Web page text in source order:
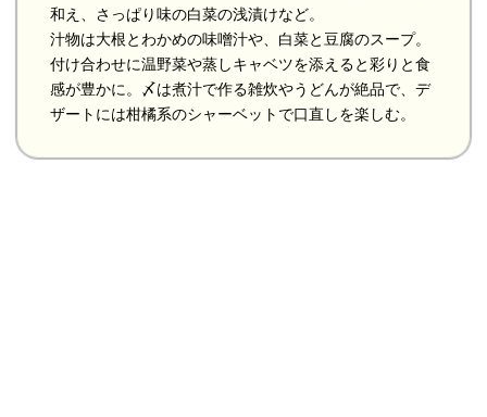
和え、さっぱり味の白菜の浅漬けなど。
汁物は大根とわかめの味噌汁や、白菜と豆腐のスープ。
付け合わせに温野菜や蒸しキャベツを添えると彩りと食
感が豊かに。〆は煮汁で作る雑炊やうどんが絶品で、デ
ザートには柑橘系のシャーベットで口直しを楽しむ。